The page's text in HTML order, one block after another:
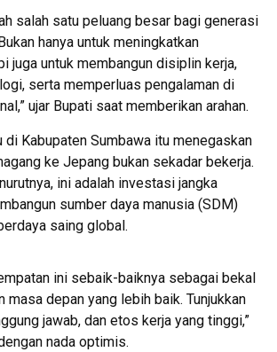
salah satu peluang besar bagi generasi
hanya untuk meningkatkan
juga untuk membangun disiplin kerja,
serta memperluas pengalaman di
ujar Bupati saat memberikan arahan.
di Kabupaten Sumbawa itu menegaskan
ke Jepang bukan sekadar bekerja.
ini adalah investasi jangka
sumber daya manusia (SDM)
saing global.
ini sebaik-baiknya sebagai bekal
masa depan yang lebih baik. Tunjukkan
jawab, dan etos kerja yang tinggi,”
nada optimis.